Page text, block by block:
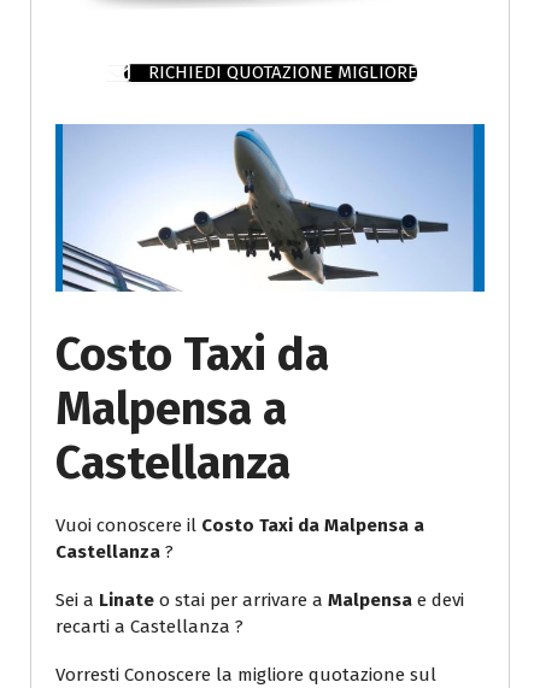
RICHIEDI QUOTAZIONE MIGLIORE
Costo Taxi da
Malpensa a
Castellanza
Vuoi conoscere il Costo Taxi da Malpensa a
Castellanza ?
Sei a Linate o stai per arrivare a Malpensa e devi
recarti a Castellanza ?
Vorresti Conoscere la migliore quotazione sul